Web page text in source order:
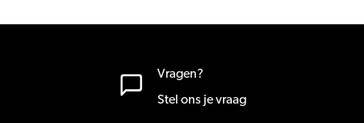
Vragen?
Stel ons je vraag